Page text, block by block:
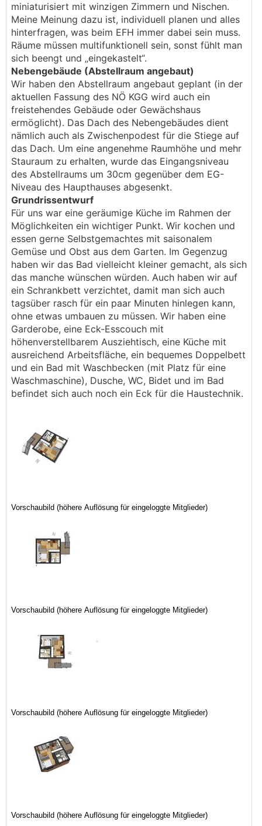
miniaturisiert mit winzigen Zimmern und Nischen.
Meine Meinung dazu ist, individuell planen und alles
hinterfragen, was beim EFH immer dabei sein muss.
Räume müssen multifunktionell sein, sonst fühlt man
sich beengt und „eingekastelt“.
Nebengebäude (Abstellraum angebaut)
Wir haben den Abstellraum angebaut geplant (in der
aktuellen Fassung des NÖ KGG wird auch ein
freistehendes Gebäude oder Gewächshaus
ermöglicht). Das Dach des Nebengebäudes dient
nämlich auch als Zwischenpodest für die Stiege auf
das Dach. Um eine angenehme Raumhöhe und mehr
Stauraum zu erhalten, wurde das Eingangsniveau
des Abstellraums um 30cm gegenüber dem EG-
Niveau des Haupthauses abgesenkt.
Grundrissentwurf
Für uns war eine geräumige Küche im Rahmen der
Möglichkeiten ein wichtiger Punkt. Wir kochen und
essen gerne Selbstgemachtes mit saisonalem
Gemüse und Obst aus dem Garten. Im Gegenzug
haben wir das Bad vielleicht kleiner gemacht, als sich
das manche wünschen würden. Auch haben wir auf
ein Schrankbett verzichtet, damit man sich auch
tagsüber rasch für ein paar Minuten hinlegen kann,
ohne etwas umbauen zu müssen. Wir haben eine
Garderobe, eine Eck-Esscouch mit
höhenverstellbarem Ausziehtisch, eine Küche mit
ausreichend Arbeitsfläche, ein bequemes Doppelbett
und ein Bad mit Waschbecken (mit Platz für eine
Waschmaschine), Dusche, WC, Bidet und im Bad
befindet sich auch noch ein Eck für die Haustechnik.